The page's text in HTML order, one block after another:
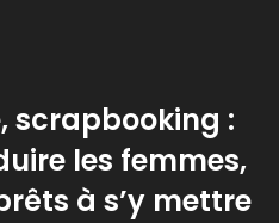
scrapbooking :
les femmes,
à s’y mettre